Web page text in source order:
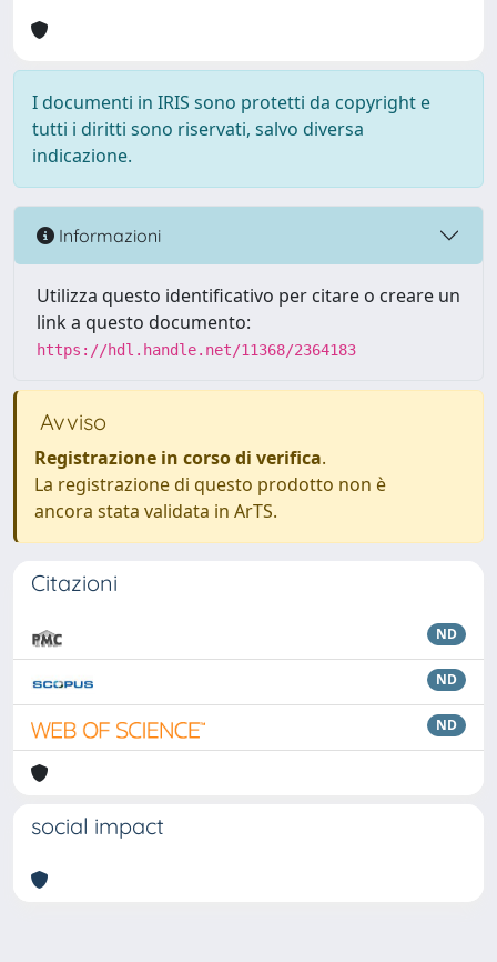
I documenti in IRIS sono protetti da copyright e
tutti i diritti sono riservati, salvo diversa
indicazione.
Informazioni
Utilizza questo identificativo per citare o creare un
link a questo documento:
https://hdl.handle.net/11368/2364183
Avviso
Registrazione in corso di verifica.
La registrazione di questo prodotto non è
ancora stata validata in ArTS.
Citazioni
ND
ND
ND
social impact